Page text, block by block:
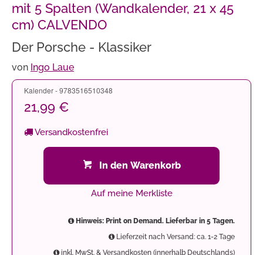
mit 5 Spalten (Wandkalender, 21 x 45
cm) CALVENDO
Der Porsche - Klassiker
von Ingo Laue
Kalender - 9783516510348
21,99 €
Versandkostenfrei
In den Warenkorb
Auf meine Merkliste
Hinweis: Print on Demand. Lieferbar in 5 Tagen.
Lieferzeit nach Versand: ca. 1-2 Tage
inkl. MwSt. & Versandkosten (innerhalb Deutschlands)